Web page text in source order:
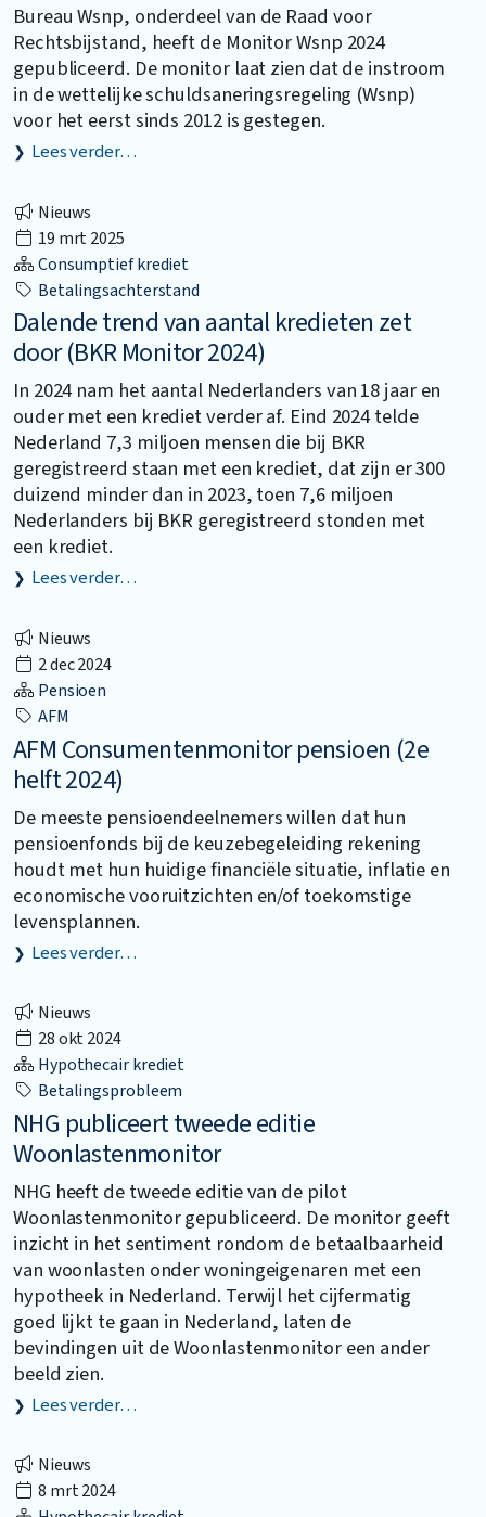
Bureau Wsnp, onderdeel van de Raad voor
Rechtsbijstand, heeft de Monitor Wsnp 2024
gepubliceerd. De monitor laat zien dat de instroom
in de wettelijke schuld­sanerings­regeling (Wsnp)
voor het eerst sinds 2012 is gestegen.
Lees verder…
Nieuws
19 mrt 2025
Consumptief krediet
Betalingsachterstand
Dalende trend van aantal kredieten zet
door (BKR Monitor 2024)
In 2024 nam het aantal Nederlanders van 18 jaar en
ouder met een krediet verder af. Eind 2024 telde
Nederland 7,3 miljoen mensen die bij BKR
geregistreerd staan met een krediet, dat zijn er 300
duizend minder dan in 2023, toen 7,6 miljoen
Nederlanders bij BKR geregistreerd stonden met
een krediet.
Lees verder…
Nieuws
2 dec 2024
Pensioen
AFM
AFM Consumentenmonitor pensioen (2e
helft 2024)
De meeste pensioendeelnemers willen dat hun
pensioenfonds bij de keuzebegeleiding rekening
houdt met hun huidige financiële situatie, inflatie en
economische vooruitzichten en/of toekomstige
levensplannen.
Lees verder…
Nieuws
28 okt 2024
Hypothecair krediet
Betalingsprobleem
NHG publiceert tweede editie
Woonlastenmonitor
NHG heeft de tweede editie van de pilot
Woonlastenmonitor gepubliceerd. De monitor geeft
inzicht in het sentiment rondom de betaalbaarheid
van woonlasten onder woningeigenaren met een
hypotheek in Nederland. Terwijl het cijfermatig
goed lijkt te gaan in Nederland, laten de
bevindingen uit de Woonlastenmonitor een ander
beeld zien.
Lees verder…
Nieuws
8 mrt 2024